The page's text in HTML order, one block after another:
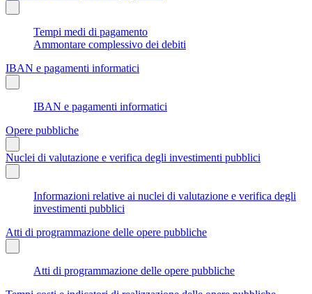
Tempi medi di pagamento
Ammontare complessivo dei debiti
IBAN e pagamenti informatici
IBAN e pagamenti informatici
Opere pubbliche
Nuclei di valutazione e verifica degli investimenti pubblici
Informazioni relative ai nuclei di valutazione e verifica degli
investimenti pubblici
Atti di programmazione delle opere pubbliche
Atti di programmazione delle opere pubbliche